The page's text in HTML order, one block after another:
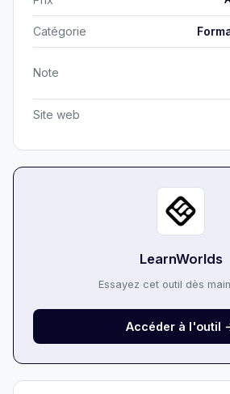
Catégorie
Note
Site web
LearnWorlds
Essayez cet outil dès
Accéder à l'outil